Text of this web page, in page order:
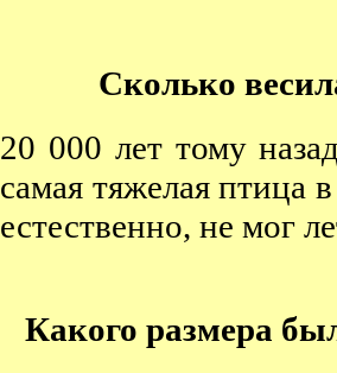
Сколько
20 000 лет тому
самая тяжелая птица
естественно, не мог
Какого размера